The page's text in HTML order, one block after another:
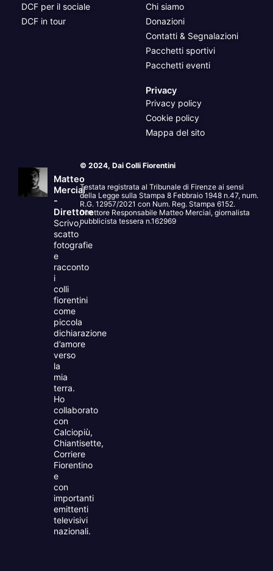
DCF per il sociale
DCF in tour
Chi siamo
Donazioni
Contatti & Segnalazioni
Pacchetti sportivi
Pacchetti eventi
Privacy
Privacy policy
Cookie policy
Mappa del sito
Matteo
Merciai
-
Direttore
Scrivo,
scatto
fotografie
e
racconto
i
colli
fiorentini
come
piccola
dichiarazione
d’amore
verso
la
mia
terra.
Ho
collaborato
con
Calciopiù,
Chiantisette,
Corriere
Fiorentino
e
con
importanti
emittenti
televisivi
nazionali.
© 2024, Dai Colli Fiorentini
Testata registrata al Tribunale di Firenze ai sensi
della Legge sulla Stampa 8 Febbraio 1948 n.47, num.
R.G. 12957/2021 con Num. Reg. Stampa 6152.
Direttore Responsabile Matteo Merciai, giornalista
pubblicista tessera n.162969